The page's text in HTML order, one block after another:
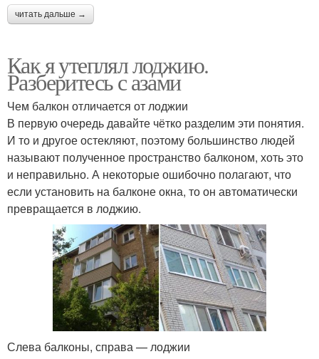
читать дальше →
Как я утеплял лоджию.
Разберитесь с азами
Чем балкон отличается от лоджии
В первую очередь давайте чётко разделим эти понятия.
И то и другое остекляют, поэтому большинство людей
называют полученное пространство балконом, хоть это
и неправильно. А некоторые ошибочно полагают, что
если установить на балконе окна, то он автоматически
превращается в лоджию.
Слева балконы, справа — лоджии